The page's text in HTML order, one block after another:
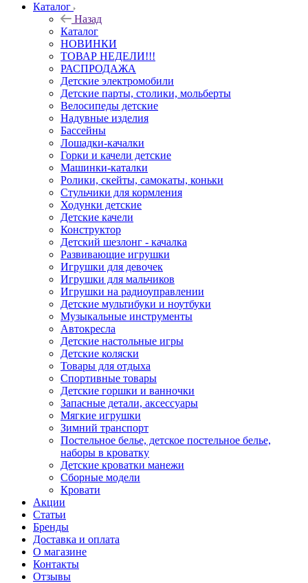
Каталог
Назад
Каталог
НОВИНКИ
ТОВАР НЕДЕЛИ!!!
РАСПРОДАЖА
Детские электромобили
Детские парты, столики, мольберты
Велосипеды детские
Надувные изделия
Бассейны
Лошадки-качалки
Горки и качели детские
Машинки-каталки
Ролики, скейты, самокаты, коньки
Стульчики для кормления
Ходунки детские
Детские качели
Конструктор
Детский шезлонг - качалка
Развивающие игрушки
Игрушки для девочек
Игрушки для мальчиков
Игрушки на радиоуправлении
Детские мультибуки и ноутбуки
Музыкальные инструменты
Автокресла
Детские настольные игры
Детские коляски
Товары для отдыха
Спортивные товары
Детские горшки и ванночки
Запасные детали, аксессуары
Мягкие игрушки
Зимний транспорт
Постельное белье, детское постельное белье,
наборы в кроватку
Детские кроватки манежи
Сборные модели
Кровати
Акции
Статьи
Бренды
Доставка и оплата
О магазине
Контакты
Отзывы